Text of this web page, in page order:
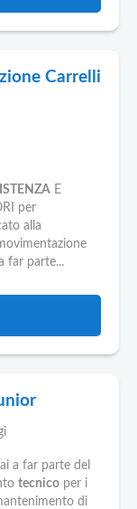
Carrelli
E
per
alla
far parte...
a far parte del
tecnico per i
di